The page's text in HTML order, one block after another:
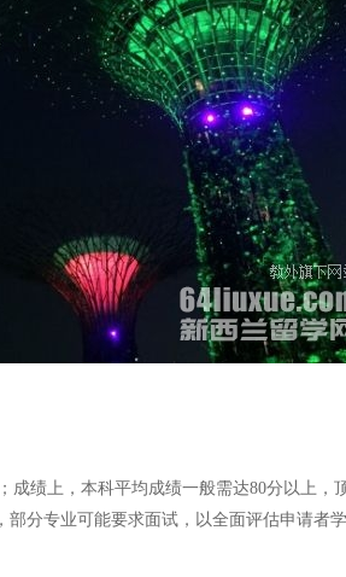
绩上，本科平均成绩一般需达80分以上
分专业可能要求面试，以全面评估申请者学